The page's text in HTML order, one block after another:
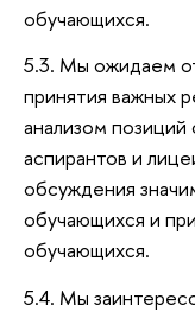
обучающихся.
5.3. Мы ожидаем
принятия важных
анализом
аспирантов и
обсуждения
обучающихся и
обучающихся.
5.4. Мы